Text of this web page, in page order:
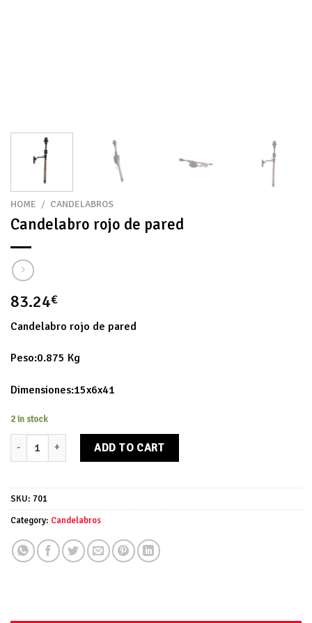
HOME / CANDELABROS
Candelabro rojo de pared
83.24€
Candelabro rojo de pared
Peso:0.875 Kg
Dimensiones:15x6x41
2 in stock
Candelabro rojo de pared quantity
ADD TO CART
SKU: 701
Category: Candelabros